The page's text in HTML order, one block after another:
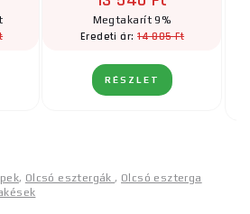
Megtakarít 9%
Eredeti ár:14 805 Ft
RÉSZLET
, Olcsó esztergák, Olcsó eszterga